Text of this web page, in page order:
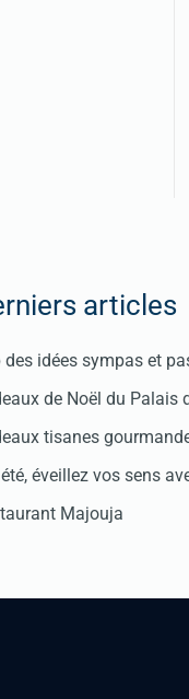
articles
des idées sympas et
de Noël du Palais
tisanes
été, éveillez vos sens
Majouja